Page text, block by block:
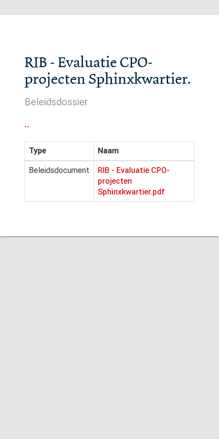
RIB - Evaluatie CPO-
projecten Sphinxkwartier.
Beleidsdossier
..
Type Naam
Beleidsdocument
RIB - Evaluatie CPO-
projecten
Sphinxkwartier.pdf